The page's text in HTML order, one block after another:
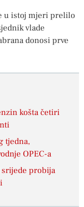
u istoj mjeri prelilo
vlade
donosi prve
košta četiri
tjedna,
OPEC-a
srijede probija